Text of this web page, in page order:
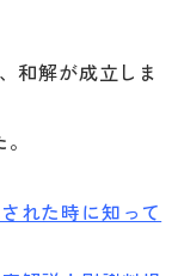
和解が成立しま
れた時に知って